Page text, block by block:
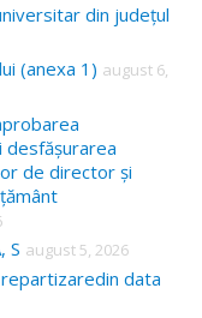
din județul
(anexa 1) august 6,
desfășurarea
de director și
S august 5, 2026
data